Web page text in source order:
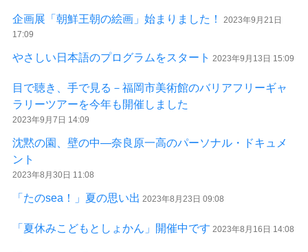
企画展「朝鮮王朝の絵画」始まりました！
2023年9月21日
17:09
やさしい日本語のプログラムをスタート 2023年9月13日 15:09
目で聴き、手で見る－福岡市美術館のバリアフリーギャ
ラリーツアーを今年も開催しました
2023年9月7日 14:09
沈黙の園、壁の中—奈良原一高のパーソナル・ドキュメ
ント
2023年8月30日 11:08
「たのsea！」夏の思い出 2023年8月23日 09:08
「夏休みこどもとしょかん」開催中です 2023年8月16日 14:08